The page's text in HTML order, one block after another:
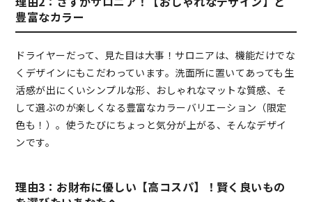
豊富なカラー
ドライヤーだって、見た目は大事！サロニアは、機能だけでな
くデザインにもこだわっています。洗面所に置いてあっても生
活感が出にくいシンプルな形、おしゃれなマットな質感、そ
して選ぶのが楽しくなる豊富なカラーバリエーション（限定
色も！）。使うたびにちょっと気分が上がる、そんなデザイ
ンです。
理由3：お財布に優しい【高コスパ】！賢く良いもの